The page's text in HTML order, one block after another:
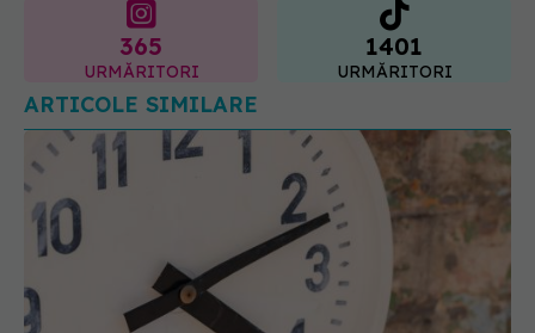
365
URMĂRITORI
1401
URMĂRITORI
ARTICOLE SIMILARE